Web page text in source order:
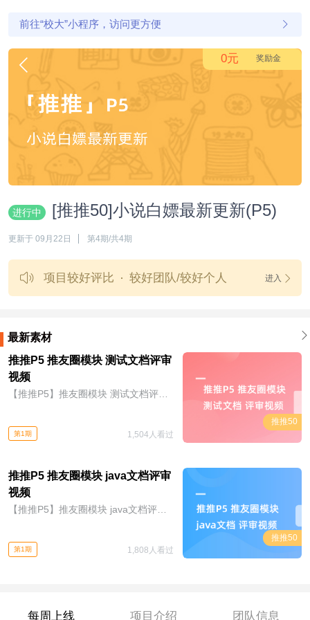
前往“校大”小程序，访问更方便
奖励金
0元
进行中 [推推50]小说白嫖最新更新(P5)
更新于 09月22日 第4期/共4期
项目较好评比 较好团队/较好个人 进入
最新素材
推推50
推推P5 推友圈模块 测试文档评审
视频
【推推P5】推友圈模块 测试文档评审视频
第1期 1,504人看过
推推50
推推P5 推友圈模块 java文档评审
视频
【推推P5】推友圈模块 java文档评审视频
第1期 1,808人看过
每周上线 项目介绍 团队信息